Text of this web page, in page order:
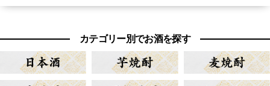
カテゴリー別でお酒を探す